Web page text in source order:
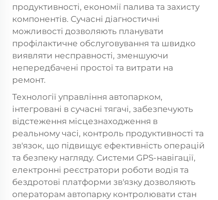
продуктивності, економії палива та захисту
компонентів. Сучасні діагностичні
можливості дозволяють планувати
профілактичне обслуговування та швидко
виявляти несправності, зменшуючи
непередбачені простої та витрати на
ремонт.
Технології управління автопарком,
інтегровані в сучасні тягачі, забезпечують
відстеження місцезнаходження в
реальному часі, контроль продуктивності та
зв'язок, що підвищує ефективність операцій
та безпеку нагляду. Системи GPS-навігації,
електронні реєстратори роботи водія та
бездротові платформи зв'язку дозволяють
операторам автопарку контролювати стан